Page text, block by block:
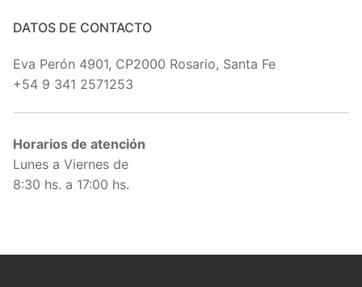
DATOS DE CONTACTO
Eva Perón 4901, CP2000 Rosario, Santa Fe
+54 9 341 2571253
Horarios de atención
Lunes a Viernes de
8:30 hs. a 17:00 hs.